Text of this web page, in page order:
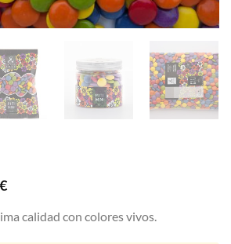
€Rango
precios:
calidad con colores vivos.